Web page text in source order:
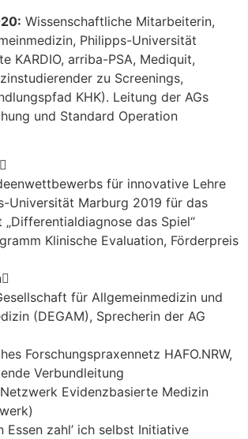
Wissenschaftliche Mitarbeiterin,
Philipps-Universität
KARDIO, arriba-PSA, Mediquit,
zu Screenings,
KHK). Leitung der AGs
und Standard Operation
für innovative Lehre
Universität Marburg 2019 für das
„Differentialdiagnose das Spiel“
Klinische Evaluation, Förderpreis
für Allgemeinmedizin und
(DEGAM), Sprecherin der AG
Forschungspraxennetz HAFO.NRW,
Verbundleitung
Evidenzbasierte Medizin
Essen zahl’ ich selbst Initiative